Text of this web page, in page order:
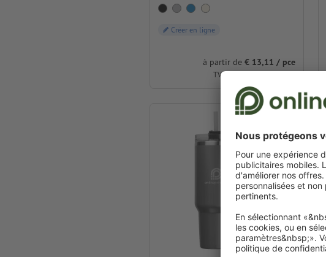
Créer en ligne
à partir de € 13,11 / pce
TVA incluse pour 5000 pc.